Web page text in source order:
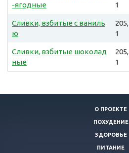
-ягодные
1
Сливки, взбитые с ваниль
ю
205,
1
Сливки, взбитые шоколад
ные
205,
1
О ПРОЕКТЕ
ПОХУДЕНИЕ
ЗДОРОВЬЕ
ПИТАНИЕ